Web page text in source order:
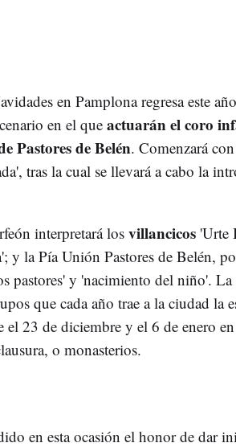
en Pamplona regresa este
en el que actuarán el coro
Pastores de Belén. Comenzará
tras la cual se llevará a cabo la
interpretará los villancicos'Urte
y la Pía Unión Pastores de Belén,
pastores' y 'nacimiento del niño'.
que cada año trae a la ciudad la
el 23 de diciembre y el 6 de enero
o monasterios.
en esta ocasión el honor de dar